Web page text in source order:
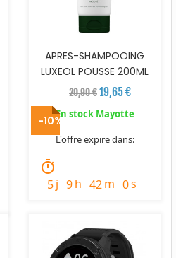
APRES-SHAMPOOING
LUXEOL POUSSE 200ML
20,90 €19,65 €
En stock Mayotte
L'offre expire dans:
timer
5j 9h 42m 57
-10%